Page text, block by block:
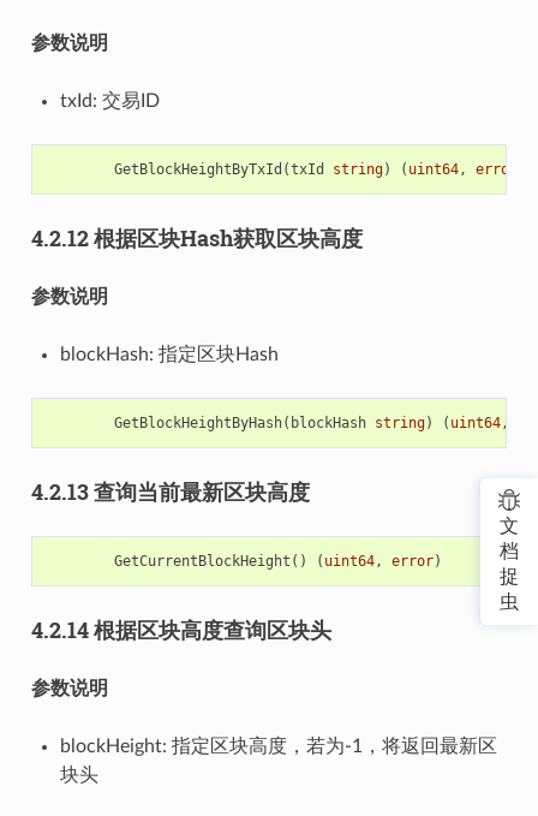
参数说明
txId: 交易ID
GetBlockHeightByTxId (txId string) ( uint64, error
4.2.12 根据区块Hash获取区块高度
参数说明
blockHash: 指定区块Hash
GetBlockHeightByHash( blockHash string) ( uint64,
4.2.13 查询当前最新区块高度
GetCurrentBlockHeight () ( uint64, error)
4.2.14 根据区块高度查询区块头
参数说明
blockHeight: 指定区块高度，若为-1，将返回最新区
块头
文
档
捉
虫